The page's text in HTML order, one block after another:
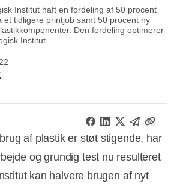
Institut haft en fordeling af 50 procent
et tidligere printjob samt 50 procent ny
Den fordeling optimerer
Institut.
af plastik er støt stigende, har
og grundig test nu resulteret
kan halvere brugen af nyt